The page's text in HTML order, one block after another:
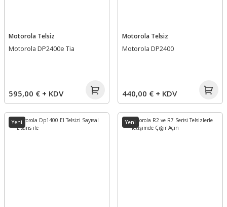
Motorola Telsiz
Motorola DP2400e Tia
595,00 € + KDV
Motorola Telsiz
Motorola DP2400
440,00 € + KDV
Yeni Yeni